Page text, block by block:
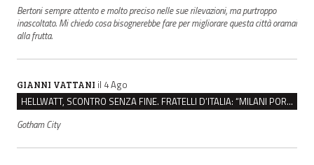
Bertoni sempre attento e molto preciso nelle sue rilevazioni, ma purtroppo
inascoltato. Mi chiedo cosa bisognerebbe fare per migliorare questa città oramai
alla frutta.
GIANNI VATTANI il 4 Ago
HELLWATT, SCONTRO SENZA FINE. FRATELLI D’ITALIA: “MILANI PORTA DOCUMENTI, DE FRANCO INSULTI”
Gotham City